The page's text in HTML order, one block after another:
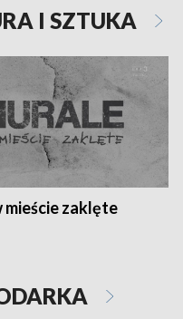
I SZTUKA
mieście zaklęte